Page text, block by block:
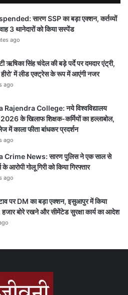
सारण SSP का बड़ा एक्शन, कर्तव्यों
3 थानेदारों को किया सस्पेंड
ago
ऋषिका सिंह चंदेल की बड़े पर्दे पर दमदार एंट्री,
हीरो’ में लीड एक्ट्रेस के रूप में आएंगी नजर
ago
College: नये विश्वविद्यालय
के खिलाफ शिक्षक-कर्मियों का हल्लाबोल,
में काला फीता बांधकर प्रदर्शन
ago
Crime News: सारण पुलिस ने एक साल से
के आरोपी गोलू गिरी को किया गिरफ्तार
ago
पर DM का बड़ा एक्शन, इसुआपुर में किया
हजार बोरे रखने और सीमेंटेड सुरक्षा कार्य का आदेश